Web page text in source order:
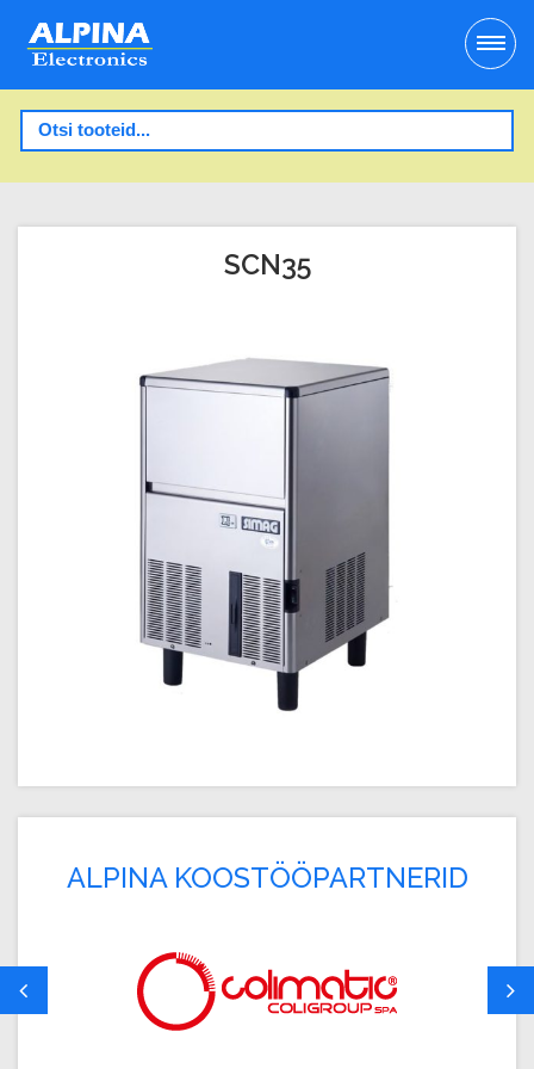
SCN35
ALPINA KOOSTÖÖPARTNERID